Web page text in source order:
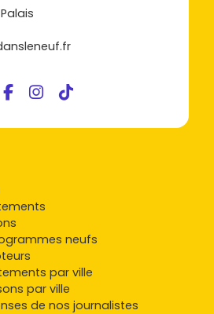
neufs
par ville
par ville
de nos journalistes